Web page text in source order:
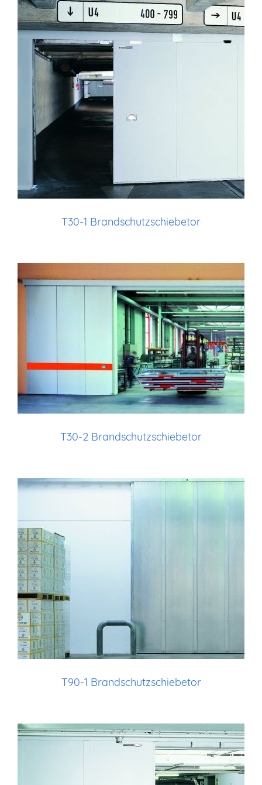
T30-1 Brandschutzschiebetor
T30-2 Brandschutzschiebetor
T90-1 Brandschutzschiebetor